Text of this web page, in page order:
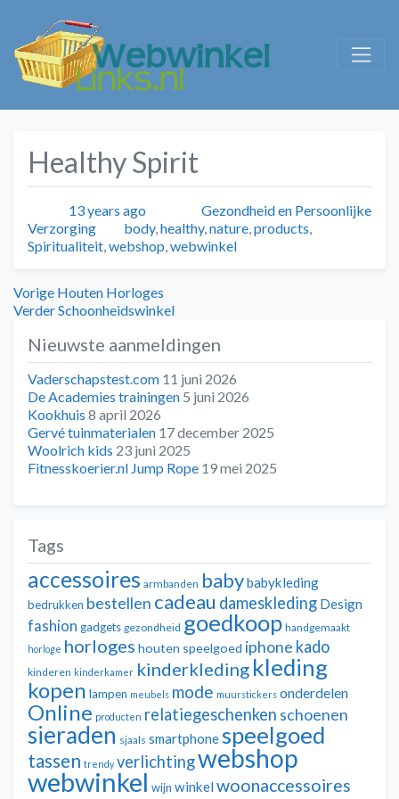
Healthy Spirit
Geplaatst
13 years ago AuteurCategorieën
Gezondheid en Persoonlijke
Verzorging
Tags
body, healthy, nature products
Spiritualiteit webshop webwinkel
Bericht
navigatie
Vorige Vorig
bericht:
Houten Horloges
VerderVolgend
Schoonheidswinkel
Nieuwste aanmeldingen
Vaderschapstest.com 11 juni 2026
De Academies trainingen 5 juni 2026
Kookhuis 8 april 2026
Gervé tuinmaterialen 17 december 2025
Woolrich kids 23 juni 2025
Fitnesskoerier.nl Jump Rope 19 mei 2025
Tags
accessoires armbanden babybabykleding
bedrukken bestellen cadeau dameskleding Design
fashion gadgets gezondheid goedkoop handgemaakt
horloge horloges houten speelgoed iphone kado
kinderen kinderkamer kinderkleding kleding
kopen lampen meubels mode muurstickers onderdelen
Online producten relatiegeschenken schoenen
sieraden sjaals smartphonespeelgoed
tassen trendy verlichtingwebshop
webwinkel wijn winkelwoonaccessoires